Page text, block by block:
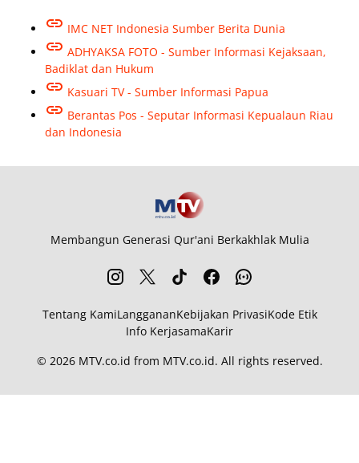
IMC NET Indonesia Sumber Berita Dunia
ADHYAKSA FOTO - Sumber Informasi Kejaksaan,
Badiklat dan Hukum
Kasuari TV - Sumber Informasi Papua
Berantas Pos - Seputar Informasi Kepualaun Riau
dan Indonesia
Membangun Generasi Qur'ani Berkakhlak Mulia
Tentang KamiLanggananKebijakan PrivasiKode Etik
Info KerjasamaKarir
© 2026 MTV.co.id from MTV.co.id. All rights reserved.